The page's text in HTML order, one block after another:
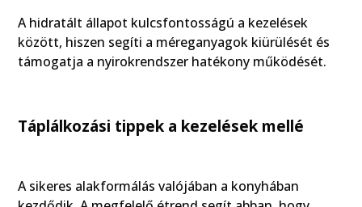
A hidratált állapot kulcsfontosságú a kezelések
között, hiszen segíti a méreganyagok kiürülését és
támogatja a nyirokrendszer hatékony működését.
Táplálkozási tippek a kezelések mellé
A sikeres alakformálás valójában a konyhában